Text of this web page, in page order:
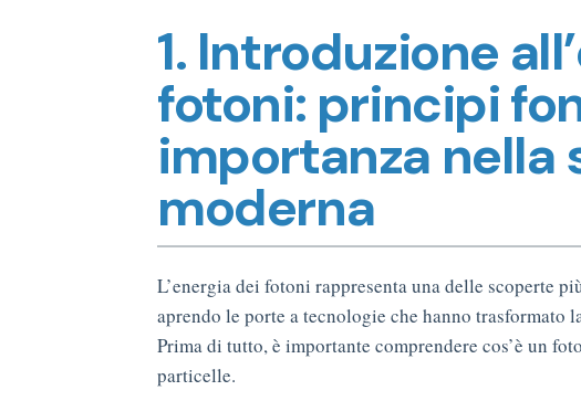
1. Introduzione
fotoni: principi
importanza nella
moderna
L’energia dei fotoni rappresenta una delle scoperte
aprendo le porte a tecnologie che hanno trasformato
Prima di tutto, è importante comprendere cos’è un
particelle.